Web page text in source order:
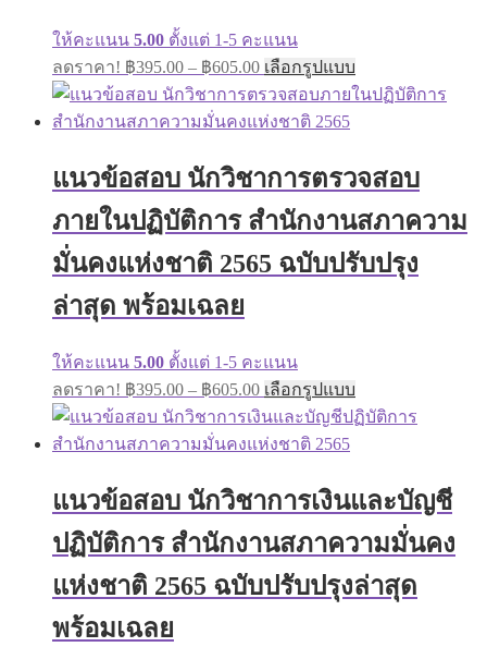
ให้คะแนน 5.00 ตั้งแต่ 1-5 คะแนน
ลดราคา! ฿395.00 – ฿605.00Price
range:
฿395.00
through
เลือกรูปแบบ
product
has
options
be
chosen
on
the
แนวข้อสอบ นักวิชาการตรวจสอบ
ภายในปฏิบัติการ สำนักงานสภาความ
มั่นคงแห่งชาติ 2565 ฉบับปรับปรุง
ล่าสุด พร้อมเฉลย
ให้คะแนน 5.00 ตั้งแต่ 1-5 คะแนน
ลดราคา! ฿395.00 – ฿605.00Price
range:
฿395.00
through
เลือกรูปแบบ
product
has
options
be
chosen
on
the
แนวข้อสอบ นักวิชาการเงินและบัญชี
ปฏิบัติการ สำนักงานสภาความมั่นคง
แห่งชาติ 2565 ฉบับปรับปรุงล่าสุด
พร้อมเฉลย